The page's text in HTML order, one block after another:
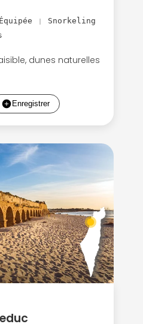
Équipée Snorkeling
dunes naturelles